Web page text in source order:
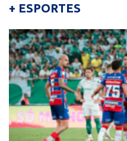
+ ESPORTES